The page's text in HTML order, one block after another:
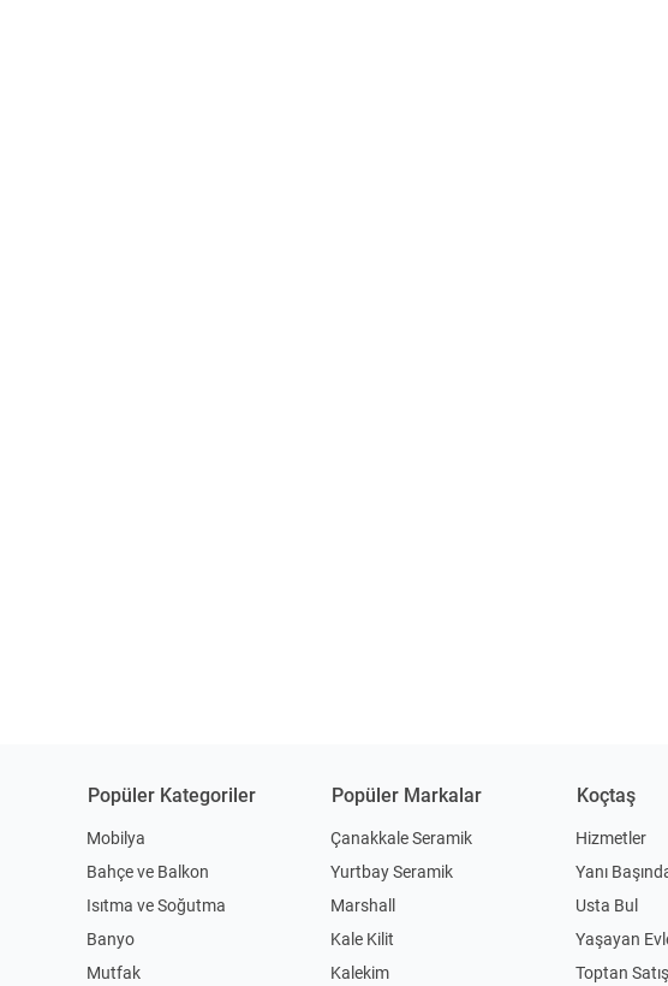
Popüler Kategoriler
Mobilya
Bahçe ve Balkon
Isıtma ve Soğutma
Banyo
Mutfak
Popüler Markalar
Çanakkale Seramik
Yurtbay Seramik
Marshall
Kale Kilit
Kalekim
Koçtaş
Hizmetler
Yanı
Usta Bul
Yaşayan
Toptan Satış